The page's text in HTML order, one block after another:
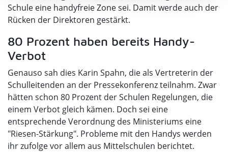
Schule eine handyfreie Zone sei. Damit werde auch der
Rücken der Direktoren gestärkt.
80 Prozent haben bereits Handy-
Verbot
Genauso sah dies Karin Spahn, die als Vertreterin der
Schulleitenden an der Pressekonferenz teilnahm. Zwar
hätten schon 80 Prozent der Schulen Regelungen, die
einem Verbot gleich kämen. Doch sei eine
entsprechende Verordnung des Ministeriums eine
"Riesen-Stärkung". Probleme mit den Handys werden
ihr zufolge vor allem aus Mittelschulen berichtet.